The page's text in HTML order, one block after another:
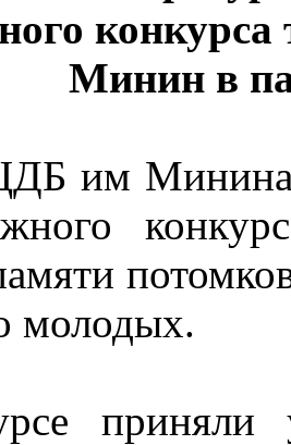
конкурса
Минин в
им Минина
молодых.
приняли